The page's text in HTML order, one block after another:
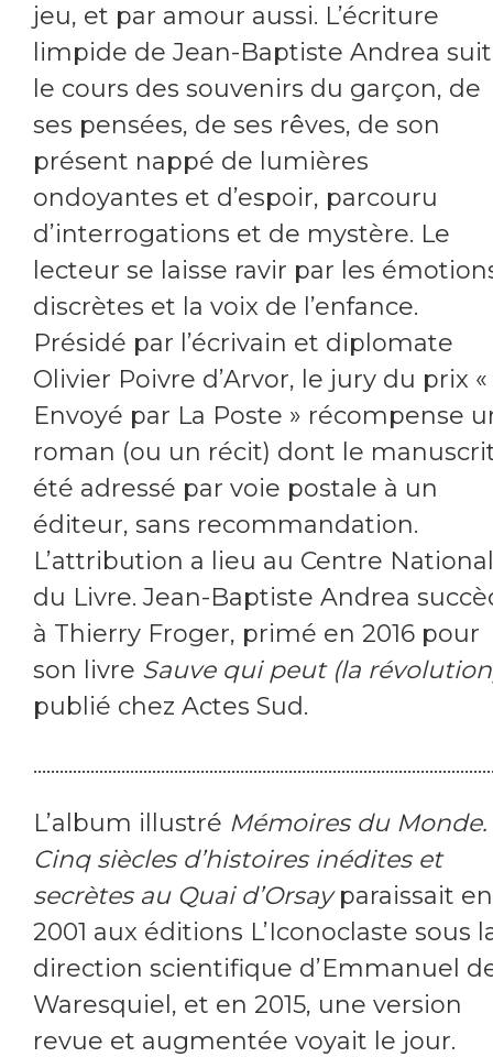
jeu, et par amour aussi. L’écriture
limpide de Jean-Baptiste Andrea suit
le cours des souvenirs du garçon, de
ses pensées, de ses rêves, de son
présent nappé de lumières
ondoyantes et d’espoir, parcouru
d’interrogations et de mystère. Le
lecteur se laisse ravir par les
discrètes et la voix de l’enfance.
Présidé par l’écrivain et diplomate
Olivier Poivre d’Arvor, le jury du prix «
Envoyé par La Poste » récompense
roman (ou un récit) dont le
été adressé par voie postale à un
éditeur, sans recommandation.
L’attribution a lieu au Centre National
du Livre. Jean-Baptiste Andrea
à Thierry Froger, primé en 2016 pour
son livre Sauve qui peut (la
publié chez Actes Sud.
L’album illustré Mémoires du Monde.
Cinq siècles d’histoires inédites et
secrètes au Quai d’Orsayparaissait en
2001 aux éditions L’Iconoclaste sous
direction scientifique d’Emmanuel
Waresquiel, et en 2015, une version
revue et augmentée voyait le jour.